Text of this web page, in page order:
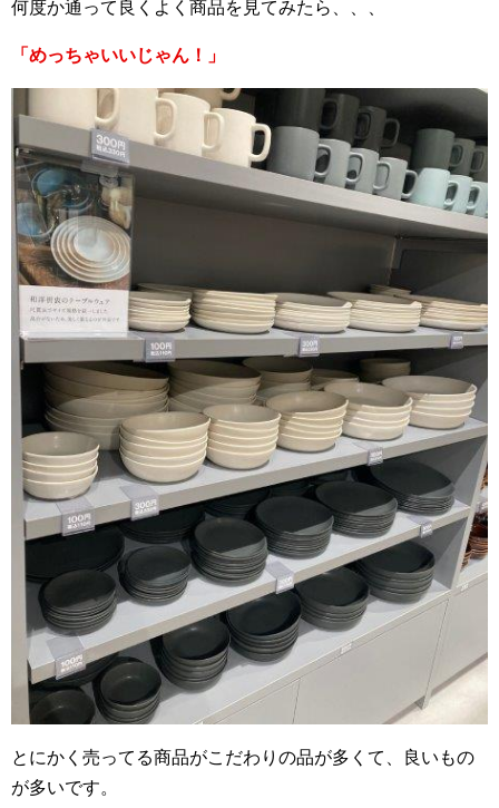
何度か通って良くよく商品を見てみたら、、、
「めっちゃいいじゃん！」
とにかく売ってる商品がこだわりの品が多くて、良いもの
が多いです。